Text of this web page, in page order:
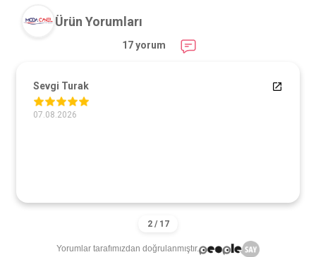
Ürün Yorumları
17 yorum
Sevgi Turak
07.08.2026
Yorumlar tarafımızdan doğrulanmıştır.